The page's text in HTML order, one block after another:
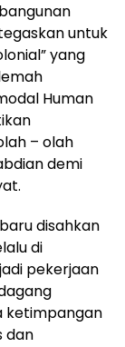
untuk
yang
Human
– olah
demi
disahkan
di
pekerjaan
ketimpangan
dan